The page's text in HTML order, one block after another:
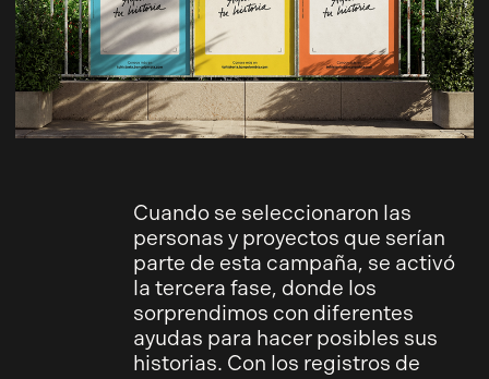
Cuando se seleccionaron las
personas y proyectos que serían
parte de esta campaña, se activó
la tercera fase, donde los
sorprendimos con diferentes
ayudas para hacer posibles sus
historias. Con los registros de